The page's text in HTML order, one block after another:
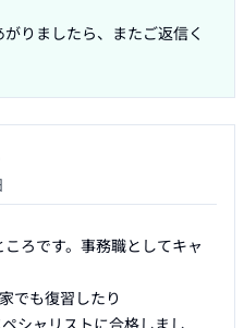
りましたら、またご返信く
ろです。事務職としてキャ
でも復習したり